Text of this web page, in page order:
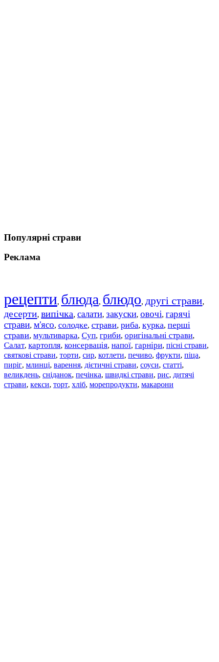
Популярні страви
Реклама
рецепти, блюда, блюдо, другі страви,
десерти, випічка, салати, закуски, овочі, гарячі
страви, м'ясо, солодке, страви, риба, курка, перші
страви, мультиварка, Суп, гриби, оригінальні страви,
Салат, картопля, консервація, напої, гарніри, пісні страви,
святкові страви, торти, сир, котлети, печиво, фрукти, піца,
пиріг, млинці, варення, дієтичні страви, соуси, статті,
великдень, сніданок, печінка, швидкі страви, рис, дитячі
страви, кекси, торт, хліб, морепродукти, макарони